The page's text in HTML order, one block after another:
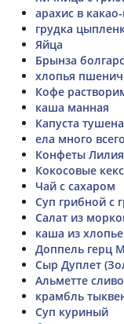
арахис в
грудка
Яйца
Брынза
хлопья
Кофе
каша манная
Капуста
ела много всего
Конфеты Лилия
Кокосовые
Чай с сахаром
Суп грибной с
Салат из
каша из
Доппель герц
Сыр Дуплет
Альметте
крамбль
Суп куриный